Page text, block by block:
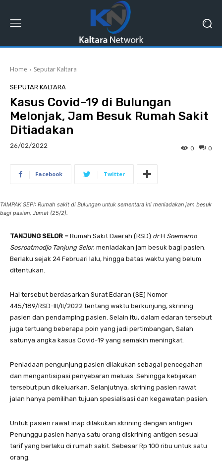
Home Seputar Kaltara
SEPUTAR KALTARA
Kasus Covid-19 di Bulungan
Melonjak, Jam Besuk Rumah Sakit
Ditiadakan
26/02/2022 0
0
Facebook Twitter
TAMPAK SEPI: Rumah sakit di Bulungan untuk sementara ini meniadakan jam besuk
bagi pasien, Jumat (25/2).
TANJUNG SELOR – Rumah Sakit Daerah (RSD) drH Soemarno
Sosroatmodjo Tanjung Selor, meniadakan jam besuk bagi pasien.
Berlaku sejak 24 Februari lalu, hingga batas waktu yang belum
ditentukan.
Hal tersebut berdasarkan Surat Edaran (SE) Nomor
445/189/RSD-III/II/2022 tentang waktu berkunjung, skrining
pasien dan pendamping pasien. Selain itu, dalam edaran tersebut
juga tertuang beberapa poin yang jadi pertimbangan, Salah
satunya angka kasus Covid-19 yang semakin meningkat.
Peniadaan pengunjung pasien dilakukan sebagai pencegahan
dan mengantisipasi penyebaran meluas. Sehingga kebijakan
tersebut pun dikeluarkan. Selanjutnya, skrining pasien rawat
jalan hanya pemilihan tujuan spesialisasi dan kegawatan pasien.
Untuk pasien rawat inap dilakukan skrining dengan antigen.
Penunggu pasien hanya satu orang diskrining antigen sesuai
tarif yang berlaku di rumah sakit. Sebesar Rp 100 ribu untuk satu
orang.